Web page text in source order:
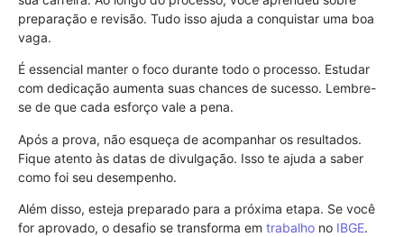
preparação e revisão. Tudo isso ajuda a conquistar uma boa
vaga.
É essencial manter o foco durante todo o processo. Estudar
com dedicação aumenta suas chances de sucesso. Lembre-
se de que cada esforço vale a pena.
Após a prova, não esqueça de acompanhar os resultados.
Fique atento às datas de divulgação. Isso te ajuda a saber
como foi seu desempenho.
Além disso, esteja preparado para a próxima etapa. Se você
for aprovado, o desafio se transforma em trabalho no IBGE.